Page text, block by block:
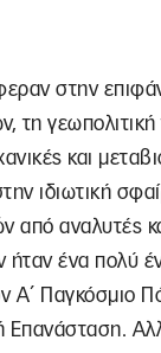
στην
τη
και
ιδιωτική
από αναλυτές
ένα πολύ
Α΄ Παγκόσμιο
Επανάσταση.